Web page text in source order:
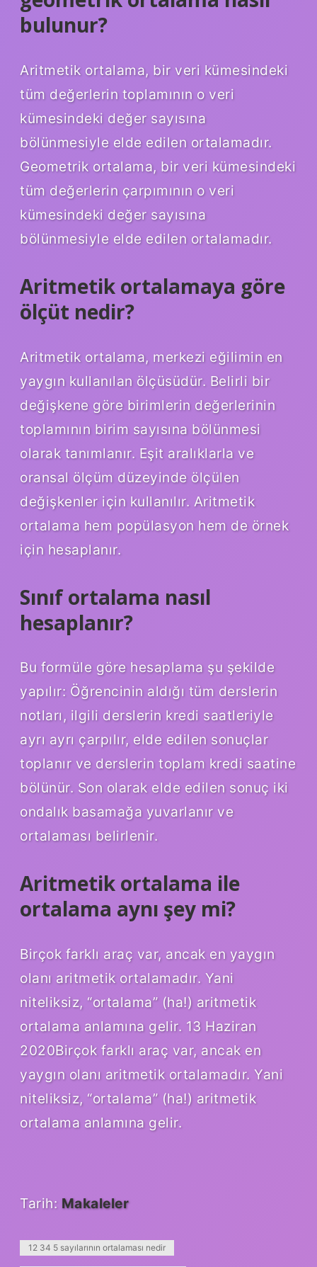
bulunur?
Aritmetik ortalama, bir veri kümesindeki
tüm değerlerin toplamının o veri
kümesindeki değer sayısına
bölünmesiyle elde edilen ortalamadır.
Geometrik ortalama, bir veri kümesindeki
tüm değerlerin çarpımının o veri
kümesindeki değer sayısına
bölünmesiyle elde edilen ortalamadır.
Aritmetik ortalamaya göre
ölçüt nedir?
Aritmetik ortalama, merkezi eğilimin en
yaygın kullanılan ölçüsüdür. Belirli bir
değişkene göre birimlerin değerlerinin
toplamının birim sayısına bölünmesi
olarak tanımlanır. Eşit aralıklarla ve
oransal ölçüm düzeyinde ölçülen
değişkenler için kullanılır. Aritmetik
ortalama hem popülasyon hem de örnek
için hesaplanır.
Sınıf ortalama nasıl
hesaplanır?
Bu formüle göre hesaplama şu şekilde
yapılır: Öğrencinin aldığı tüm derslerin
notları, ilgili derslerin kredi saatleriyle
ayrı ayrı çarpılır, elde edilen sonuçlar
toplanır ve derslerin toplam kredi saatine
bölünür. Son olarak elde edilen sonuç iki
ondalık basamağa yuvarlanır ve
ortalaması belirlenir.
Aritmetik ortalama ile
ortalama aynı şey mi?
Birçok farklı araç var, ancak en yaygın
olanı aritmetik ortalamadır. Yani
niteliksiz, “ortalama” (ha!) aritmetik
ortalama anlamına gelir. 13 Haziran
2020Birçok farklı araç var, ancak en
yaygın olanı aritmetik ortalamadır. Yani
niteliksiz, “ortalama” (ha!) aritmetik
ortalama anlamına gelir.
Tarih: Makaleler
12 34 5 sayılarının ortalaması nedir